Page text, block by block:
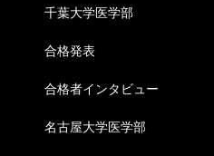
千葉大学医学部
合格発表
合格者インタビュー
名古屋大学医学部